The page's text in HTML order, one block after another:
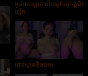
អូនវេតាស្អាតហើយពូកែអុកក្ដជ័រ
ទៀត
ដោះស្អាតក្ដិតអេម